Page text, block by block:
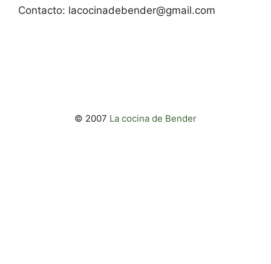
Contacto: lacocinadebender@gmail.com
© 2007 La cocina de Bender